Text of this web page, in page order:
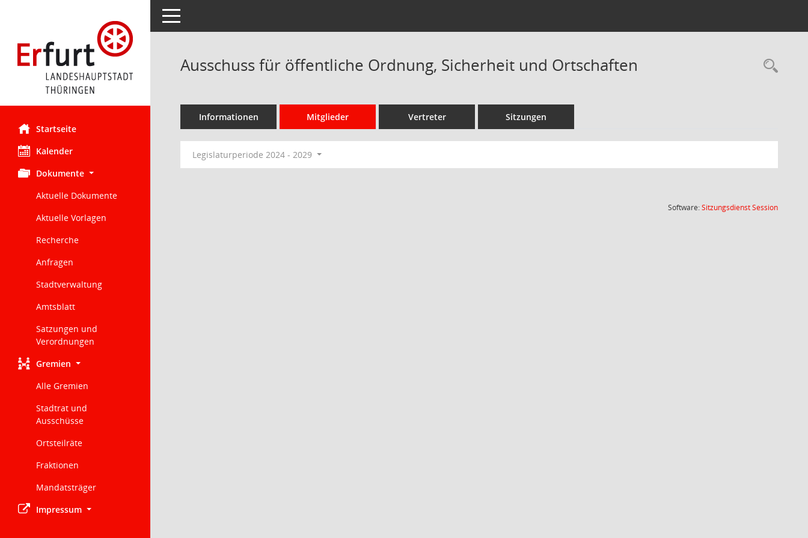
Startseite
Kalender
Dokumente
Aktuelle Dokumente
Aktuelle Vorlagen
Recherche
Anfragen
Stadtverwaltung
Amtsblatt
Satzungen und
Verordnungen
Gremien
Alle Gremien
Stadtrat und
Ausschüsse
Ortsteilräte
Fraktionen
Mandatsträger
Impressum
Toggle navigation
Ausschuss für öffentliche Ordnung, Sicherheit und Ortschaften
Informationen Mitglieder Vertreter Sitzungen
Legislaturperiode 2024 - 2029
Software:SitzungsdienstSession(Wird in